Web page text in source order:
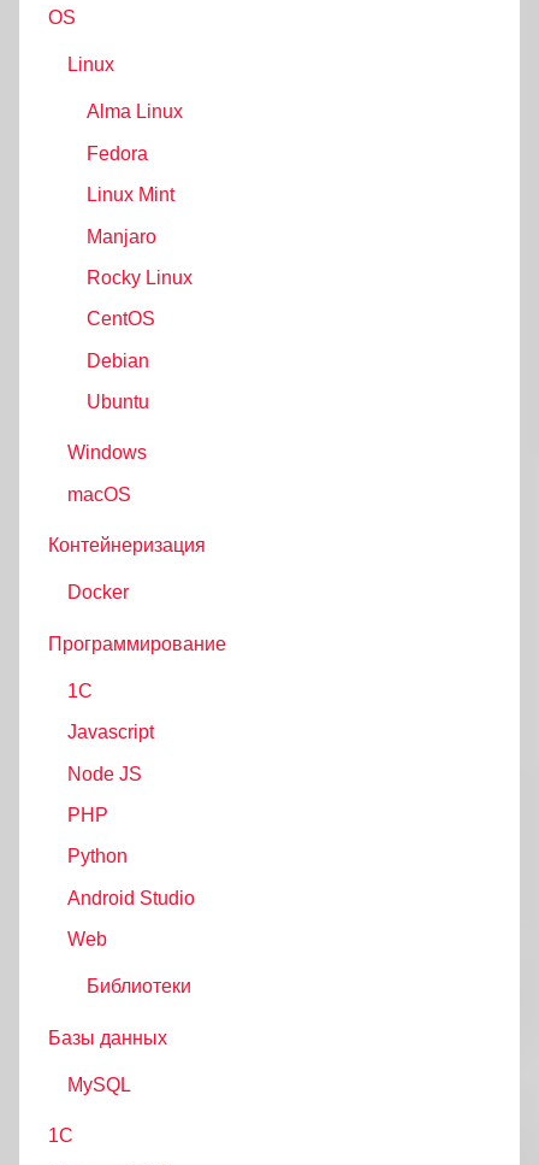
OS
Linux
Alma Linux
Fedora
Linux Mint
Manjaro
Rocky Linux
CentOS
Debian
Ubuntu
Windows
macOS
Контейнеризация
Docker
Программирование
1C
Javascript
Node JS
PHP
Python
Android Studio
Web
Библиотеки
Базы данных
MySQL
1С